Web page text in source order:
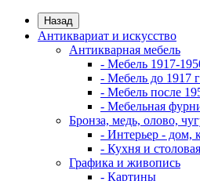
Назад
Антиквариат и искусство
Антикварная мебель
- Мебель 1917-
- Мебель до 1917
- Мебель после
- Мебельная
Бронза, медь, олово,
- Интерьер - дом,
- Кухня и столовая
Графика и живопись
- Картины